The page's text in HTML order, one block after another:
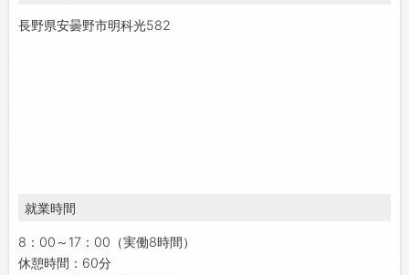
長野県安曇野市明科光582
就業時間
8：00～17：00（実働8時間）
休憩時間：60分